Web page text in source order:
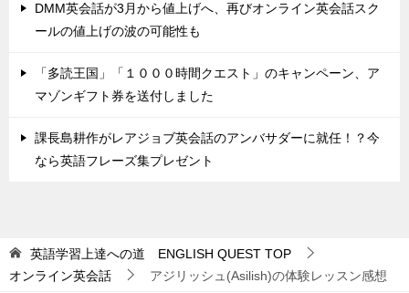
DMM英会話が3月から値上げへ、再びオンライン英会話スク
ールの値上げの波の可能性も
「多読王国」「１０００時間クエスト」のキャンペーン、ア
マゾンギフト券を送付しました
課長島耕作がレアジョブ英会話のアンバサダーに就任！？今
なら英語フレーズ集プレゼント
英語学習上達への道 ENGLISH QUEST TOP
オンライン英会話
アジリッシュ(Asilish)の体験レッスン感想